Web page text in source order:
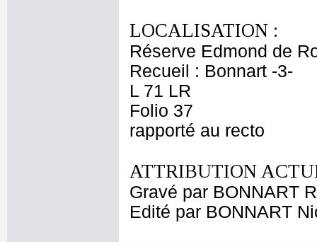
LOCALISATION :
Réserve Edmond de
Recueil : Bonnart -3-
L 71 LR
Folio 37
rapporté au recto
ATTRIBUTION
Gravé par BONNART
Edité par BONNART